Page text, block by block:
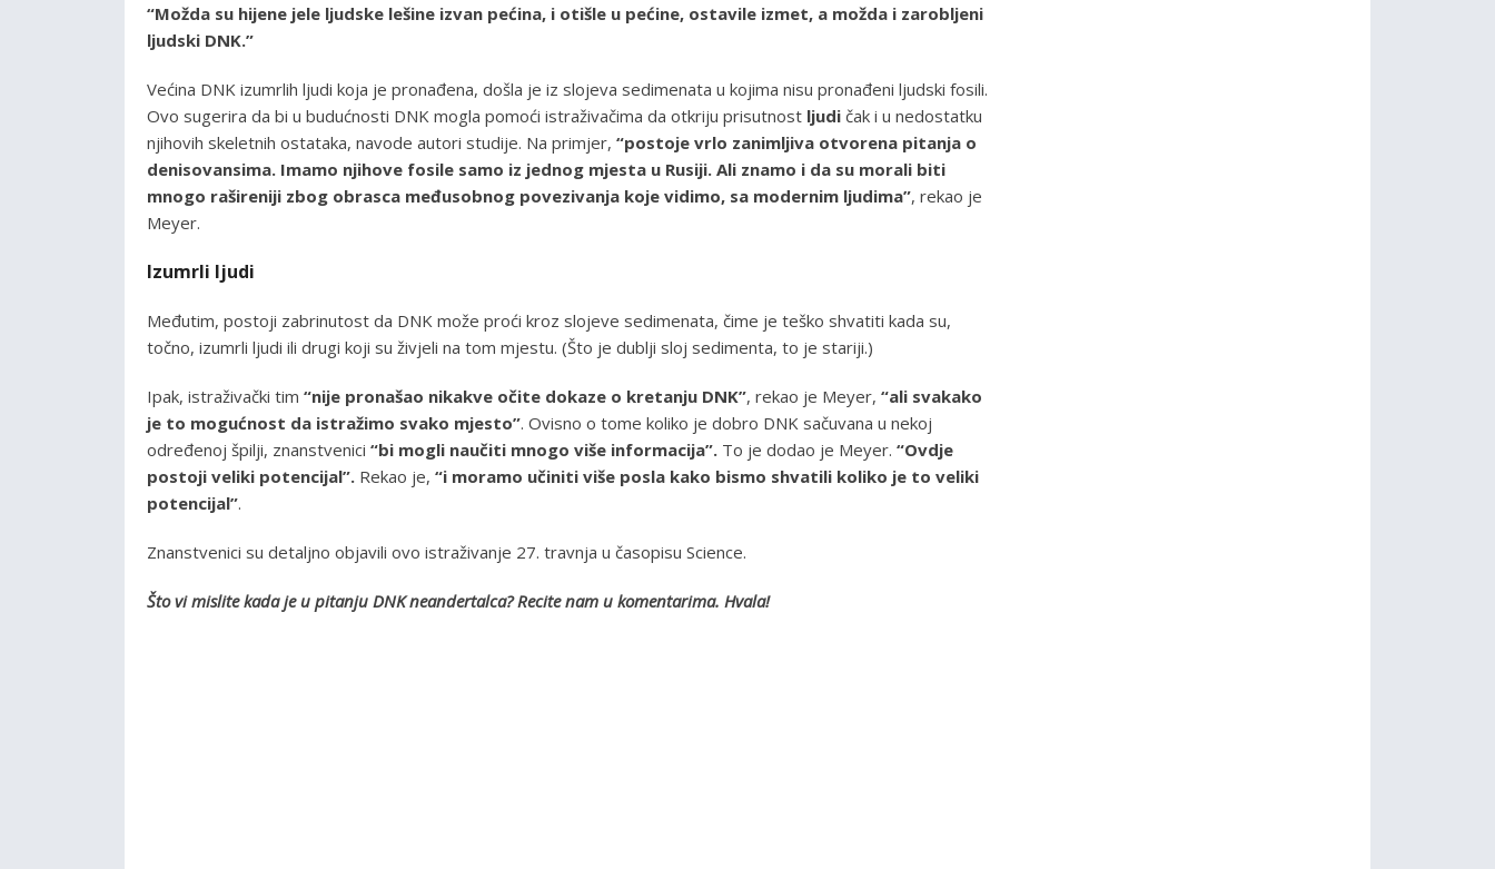
“Možda su hijene jele ljudske lešine izvan pećina, i otišle u pećine, ostavile izmet, a možda i zarobljeni
ljudski DNK.”
Većina DNK izumrlih ljudi koja je pronađena, došla je iz slojeva sedimenata u kojima nisu pronađeni ljudski fosili.
Ovo sugerira da bi u budućnosti DNK mogla pomoći istraživačima da otkriju prisutnost ljudi čak i u nedostatku
njihovih skeletnih ostataka, navode autori studije. Na primjer, “postoje vrlo zanimljiva otvorena pitanja o
denisovansima. Imamo njihove fosile samo iz jednog mjesta u Rusiji. Ali znamo i da su morali biti
mnogo rašireniji zbog obrasca međusobnog povezivanja koje vidimo, sa modernim ljudima”, rekao je
Meyer.
Izumrli ljudi
Međutim, postoji zabrinutost da DNK može proći kroz slojeve sedimenata, čime je teško shvatiti kada su,
točno, izumrli ljudi ili drugi koji su živjeli na tom mjestu. (Što je dublji sloj sedimenta, to je stariji.)
Ipak, istraživački tim “nije pronašao nikakve očite dokaze o kretanju DNK”, rekao je Meyer, “ali svakako
je to mogućnost da istražimo svako mjesto”. Ovisno o tome koliko je dobro DNK sačuvana u nekoj
određenoj špilji, znanstvenici “bi mogli naučiti mnogo više informacija”. To je dodao je Meyer. “Ovdje
postoji veliki potencijal”. Rekao je, “i moramo učiniti više posla kako bismo shvatili koliko je to veliki
potencijal”.
Znanstvenici su detaljno objavili ovo istraživanje 27. travnja u časopisu Science.
Što vi mislite kada je u pitanju DNK neandertalca? Recite nam u komentarima. Hvala!